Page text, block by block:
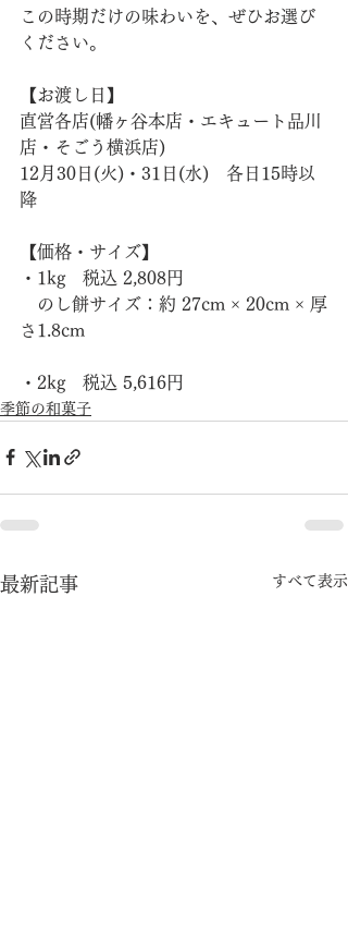
この時期だけの味わいを、ぜひお選び
ください。
【お渡し日】
直営各店(幡ヶ谷本店・エキュート品川
店・そごう横浜店)
12月30日(火)・31日(水)　各日15時以
降
【価格・サイズ】
・1kg　税込 2,808円
のし餅サイズ：約 27cm × 20cm × 厚
さ1.8cm
・2kg　税込 5,616円
季節の和菓子
最新記事 すべて表示